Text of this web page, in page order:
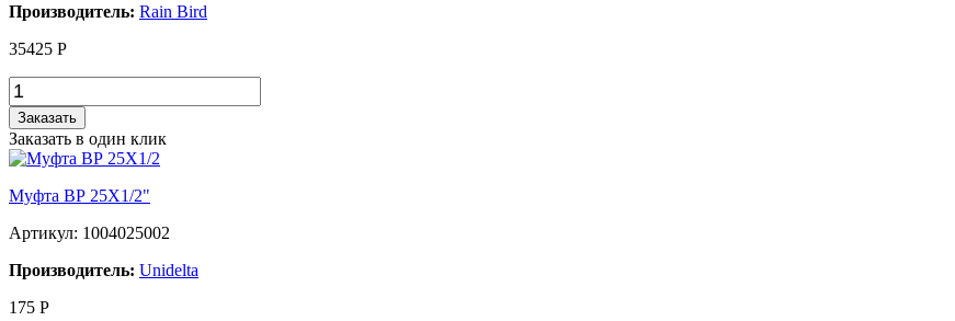
Производитель: Rain Bird
35425 Р
Заказать
Заказать в один клик
Муфта ВР 25Х1/2"
Артикул: 1004025002
Производитель: Unidelta
175 Р